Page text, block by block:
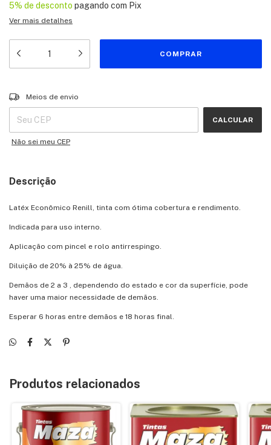
5% de desconto pagando com Pix
Ver mais detalhes
Entregas para o CEP:
Meios de envio
CALCULAR
Não sei meu CEP
Descrição
Latéx Econômico Renill, tinta com ótima cobertura e rendimento.
Indicada para uso interno.
Aplicação com pincel e rolo antirrespingo.
Diluição de 20% à 25% de água.
Demãos de 2 a 3 , dependendo do estado e cor da superfície, pode
haver uma maior necessidade de demãos.
Esperar 6 horas entre demãos e 18 horas final.
Produtos relacionados